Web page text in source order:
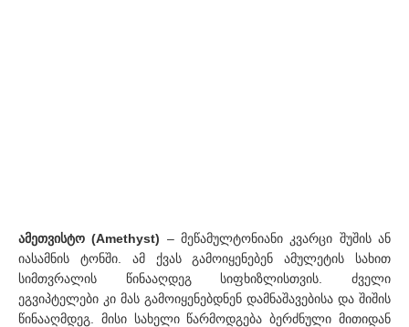
ამეთვისტო (Amethyst) – მეწამულტონიანი კვარცი შუშის ან
იასამნის ტონში. ამ ქვას გამოიყენებენ ამულეტის სახით
სიმთვრალის წინააღდეგ სიფხიზლისთვის. ძველი
ეგვიპტელები კი მას გამოიყენებდნენ დამნაშავებისა და შიშის
წინააღმდეგ. მისი სახელი წარმოდგება ბერძნული მითიდან